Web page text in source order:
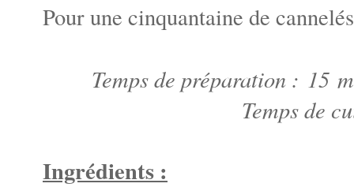
Pour une cinquantaine de cannelés
Temps de préparation : 15
Temps de
Ingrédients :